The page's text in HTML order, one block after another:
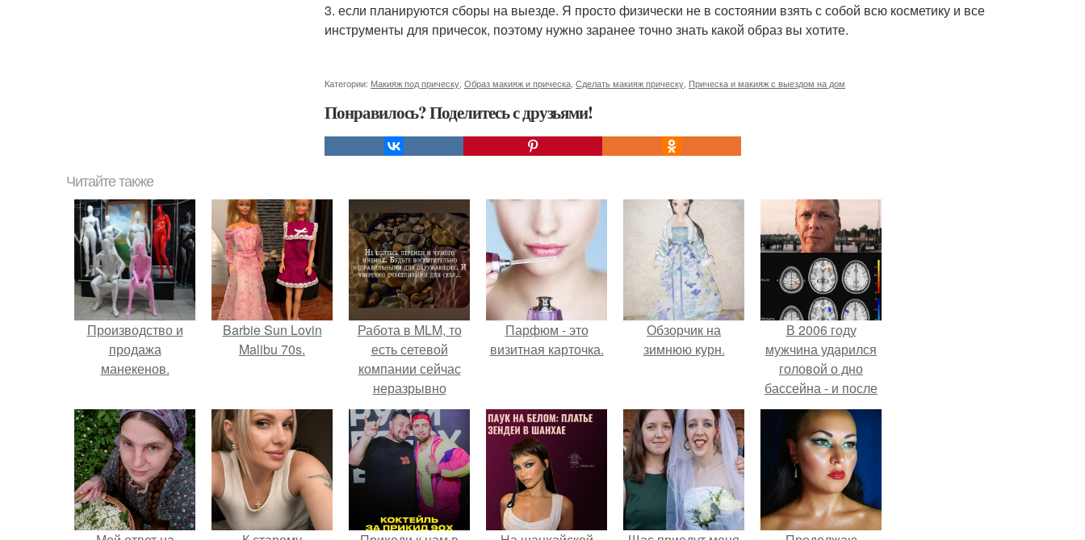
3. если планируются сборы на выезде. Я просто физически не в состоянии взять с собой всю косметику и все
инструменты для причесок, поэтому нужно заранее точно знать какой образ вы хотите.
Категории: Макияж под прическу Образ макияж и прическа Сделать макияж прическу Прическа и макияж с выездом на дом
Понравилось? Поделитесь с друзьями!
Читайте также
Производство и
продажа
манекенов.
Barbie Sun Lovin
Malibu 70s.
Работа в MLM, то
есть сетевой
компании сейчас
неразрывно
связана с создание
своего контента,
своей страницы в
соц сетях.
Парфюм - это
визитная карточка.
Обзорчик на
зимнюю курн.
В 2006 году
мужчина ударился
головой о дно
бассейна - и после
этого его жизнь
изменилась самым
странным образом.